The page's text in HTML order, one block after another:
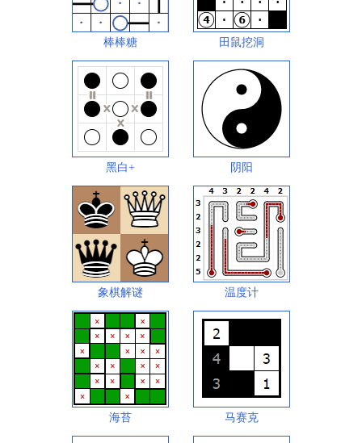
棒棒糖 田鼠挖洞
黑白+ 阴阳
象棋解谜 温度计
海苔 马赛克